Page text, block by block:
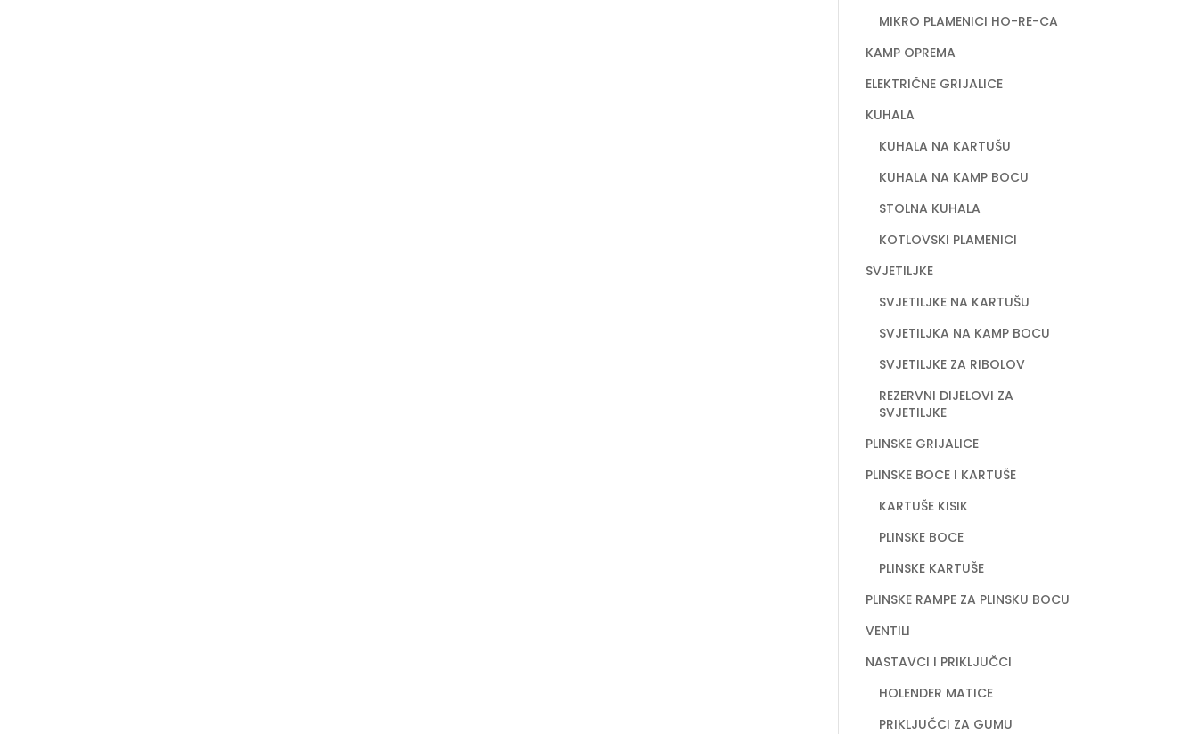
MIKRO PLAMENICI HO-RE-CA
KAMP OPREMA
ELEKTRIČNE GRIJALICE
KUHALA
KUHALA NA KARTUŠU
KUHALA NA KAMP BOCU
STOLNA KUHALA
KOTLOVSKI PLAMENICI
SVJETILJKE
SVJETILJKE NA KARTUŠU
SVJETILJKA NA KAMP BOCU
SVJETILJKE ZA RIBOLOV
REZERVNI DIJELOVI ZA
SVJETILJKE
PLINSKE GRIJALICE
PLINSKE BOCE I KARTUŠE
KARTUŠE KISIK
PLINSKE BOCE
PLINSKE KARTUŠE
PLINSKE RAMPE ZA PLINSKU BOCU
VENTILI
NASTAVCI I PRIKLJUČCI
HOLENDER MATICE
PRIKLJUČCI ZA GUMU